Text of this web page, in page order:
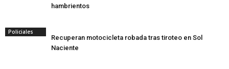
hambrientos
Policiales
Recuperan motocicleta robada tras tiroteo en Sol
Naciente